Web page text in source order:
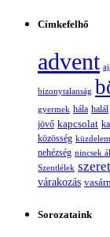
Címkefelhő
advent
bizonytalanság
gyermek hála halál
jövő kapcsolat
közösség küzdelem
nehézség nincsek
Szentlélek
várakozás
Sorozataink